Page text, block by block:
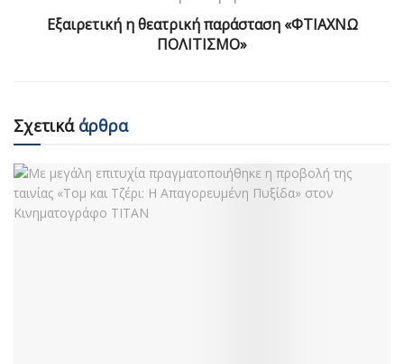
Εξαιρετική η θεατρική παράσταση «ΦΤΙΑΧΝΩ
ΠΟΛΙΤΙΣΜΟ»
Σχετικάάρθρα